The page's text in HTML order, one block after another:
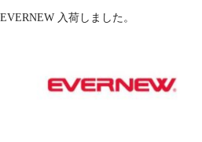
入荷しました。